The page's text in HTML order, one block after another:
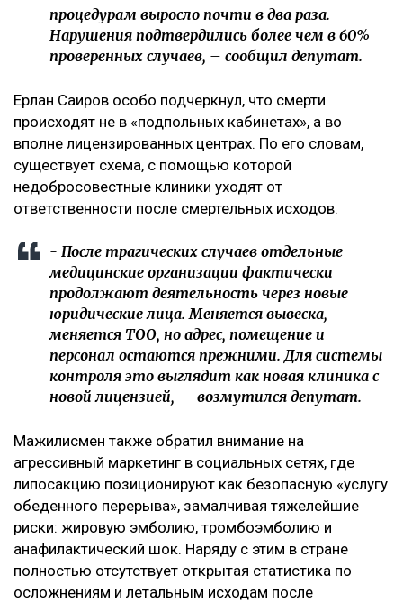
процедурам выросло почти в два раза.
Нарушения подтвердились более чем в 60%
проверенных случаев, – сообщил депутат.
Ерлан Саиров особо подчеркнул, что смерти
происходят не в «подпольных кабинетах», а во
вполне лицензированных центрах. По его словам,
существует схема, с помощью которой
недобросовестные клиники уходят от
ответственности после смертельных исходов.
- После трагических случаев отдельные
медицинские организации фактически
продолжают деятельность через новые
юридические лица. Меняется вывеска,
меняется ТОО, но адрес, помещение и
персонал остаются прежними. Для системы
контроля это выглядит как новая клиника с
новой лицензией, — возмутился депутат.
Мажилисмен также обратил внимание на
агрессивный маркетинг в социальных сетях, где
липосакцию позиционируют как безопасную «услугу
обеденного перерыва», замалчивая тяжелейшие
риски: жировую эмболию, тромбоэмболию и
анафилактический шок. Наряду с этим в стране
полностью отсутствует открытая статистика по
осложнениям и летальным исходам после